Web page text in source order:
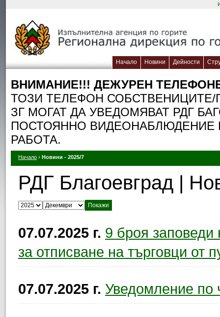
Начало Новини Дейности
ВНИМАНИЕ!!! ДЕЖУРЕН
ТОЗИ ТЕЛЕФОН СОБСТВЕНИЦИТЕ/
ЗГ МОГАТ ДА УВЕДОМЯВАТ РДГ
ПОСТОЯННО ВИДЕОНАБЛЮДЕНИЕ
РАБОТА.
Начало › Новини - 2025/7
РДГ Благоевград |
Изберете година:Изберете месец:
07.07.2025 г. 9 броя
за отписване на търговци от
07.07.2025 г. Уведомление по